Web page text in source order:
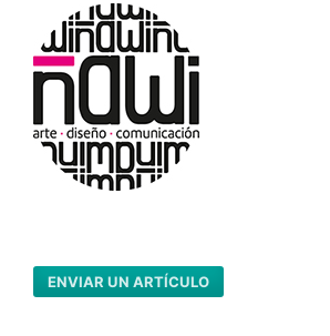
ENVIAR UN ARTÍCULO